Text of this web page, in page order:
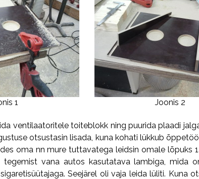
1 Joonis 2
ventilaatoritele toiteblokk ning puurida plaadi
otsustasin lisada, kuna kohati lükkub
oma nn mure tuttavatega leidsin omale lõpuks
tegemist vana autos kasutatava lambiga, mida
Seejärel oli vaja leida lüliti. Kuna